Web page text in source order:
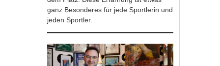
ganz Besonderes für jede Sportlerin und
jeden Sportler.